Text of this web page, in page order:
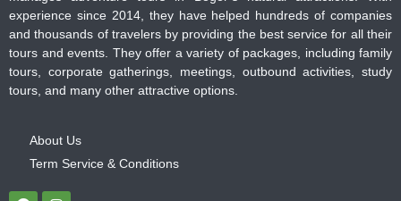
experience since 2014, they have helped hundreds of companies
and thousands of travelers by providing the best service for all their
tours and events. They offer a variety of packages, including family
tours, corporate gatherings, meetings, outbound activities, study
tours, and many other attractive options.
About Us
Term Service & Conditions